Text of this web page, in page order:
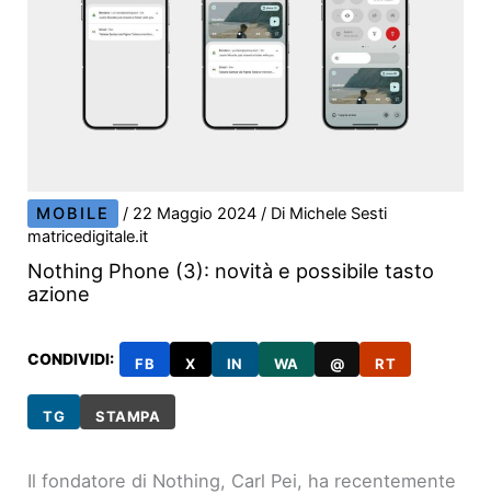
MOBILE / 22 Maggio 2024/ Di Michele Sesti
matricedigitale.it
Nothing Phone (3): novità e possibile tasto
azione
CONDIVIDI: FB X IN WA @ RT
TG STAMPA
Il fondatore di Nothing, Carl Pei, ha recentemente